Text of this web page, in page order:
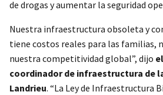
de drogas y aumentar la seguridad
Nuestra infraestructura obsoleta y
tiene costos reales para las familias,
nuestra competitividad global”, dijo
coordinador de infraestructura de
Landrieu. “La Ley de Infraestructura